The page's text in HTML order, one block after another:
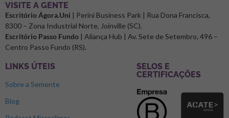
⁠VISITE A GENTE
Escritório Ágora.Uni | Perini Business Park | Rua Dona Francisca,
8300 – Zona Industrial Norte, Joinville (SC).
Escritório Passo Fundo | Aliança Hub | Av. Sete de Setembro, 496 –
Centro Passo Fundo (RS).
LINKS ÚTEIS
Sobre a Semente
Blog
SELOS E
CERTIFICAÇÕES